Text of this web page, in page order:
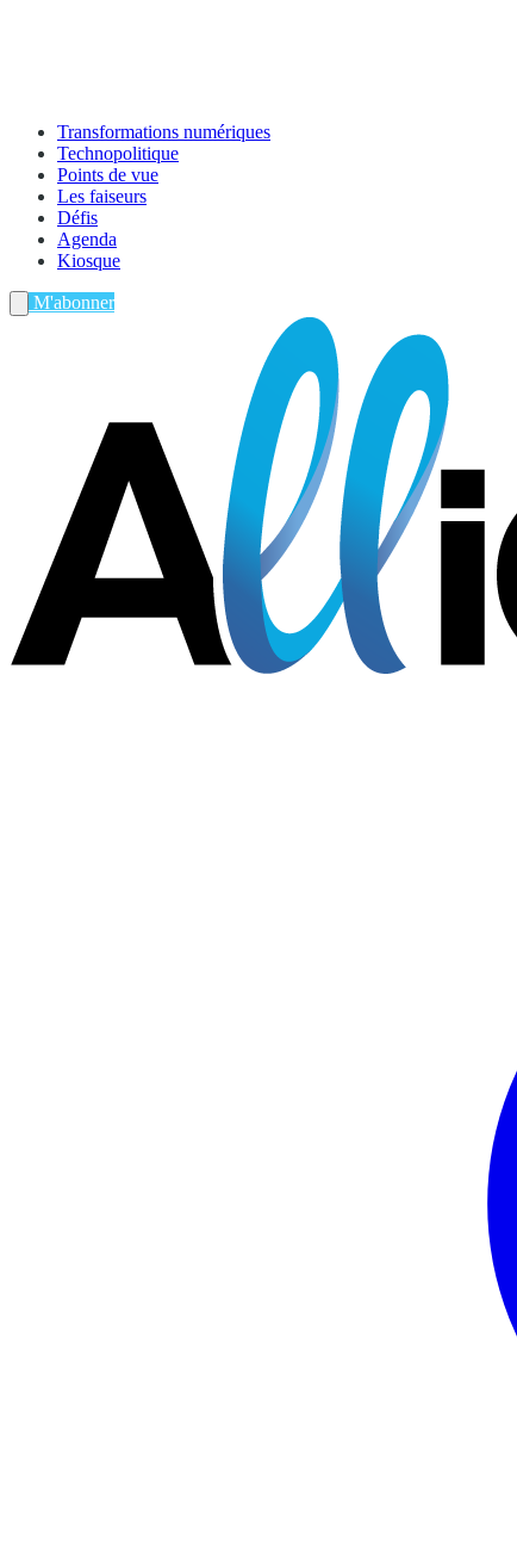
Transformations numériques
Technopolitique
Points de vue
Les faiseurs
Défis
Agenda
Kiosque
M'abonner